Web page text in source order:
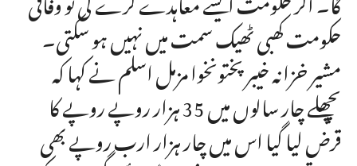
حکومت کھبی ٹھیک سمت میں نہیں ہو سکتی۔
مشیر خزانہ خیبرپختونخوا مزمل اسلم نے کہا کہ
پچھلے چار سالوں میں 35 ہزار روپے روپے کا
قرض لیا گیا اس میں چار ہزار ارب روپے بھی